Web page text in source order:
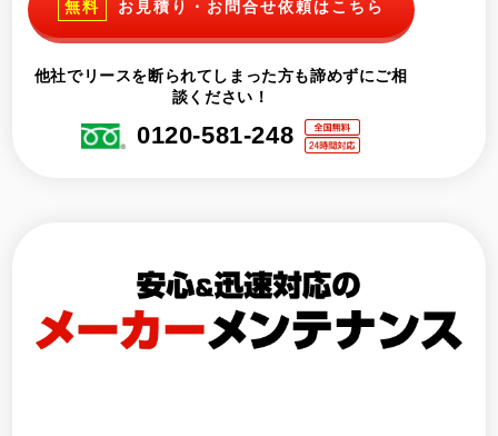
無料 お見積り・お問合せ依頼はこちら
他社でリースを断られてしまった方も諦めずにご相
談ください！
0120-581-248